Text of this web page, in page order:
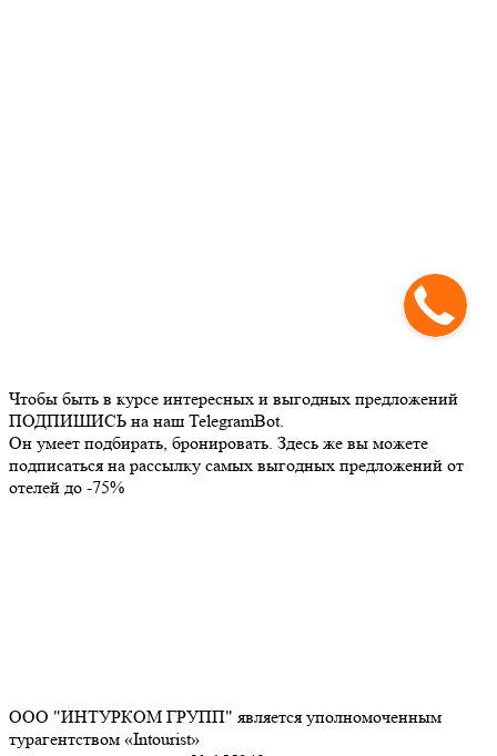
Чтобы быть в курсе интересных и выгодных предложений
ПОДПИШИСЬ на наш TelegramBot.
Он умеет подбирать, бронировать. Здесь же вы можете
подписаться на рассылку самых выгодных предложений от
отелей до -75%
ООО "ИНТУРКОМ ГРУПП" является уполномоченным
турагентством «Intourist»